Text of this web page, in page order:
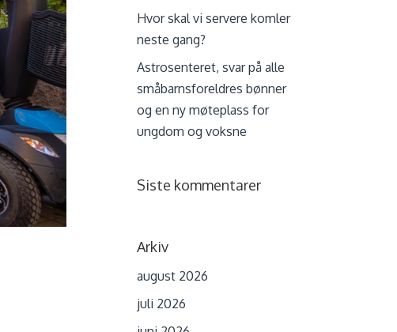
Hvor skal vi servere komler
neste gang?
Astrosenteret, svar på alle
småbarnsforeldres bønner
og en ny møteplass for
ungdom og voksne
Siste kommentarer
Arkiv
august 2026
juli 2026